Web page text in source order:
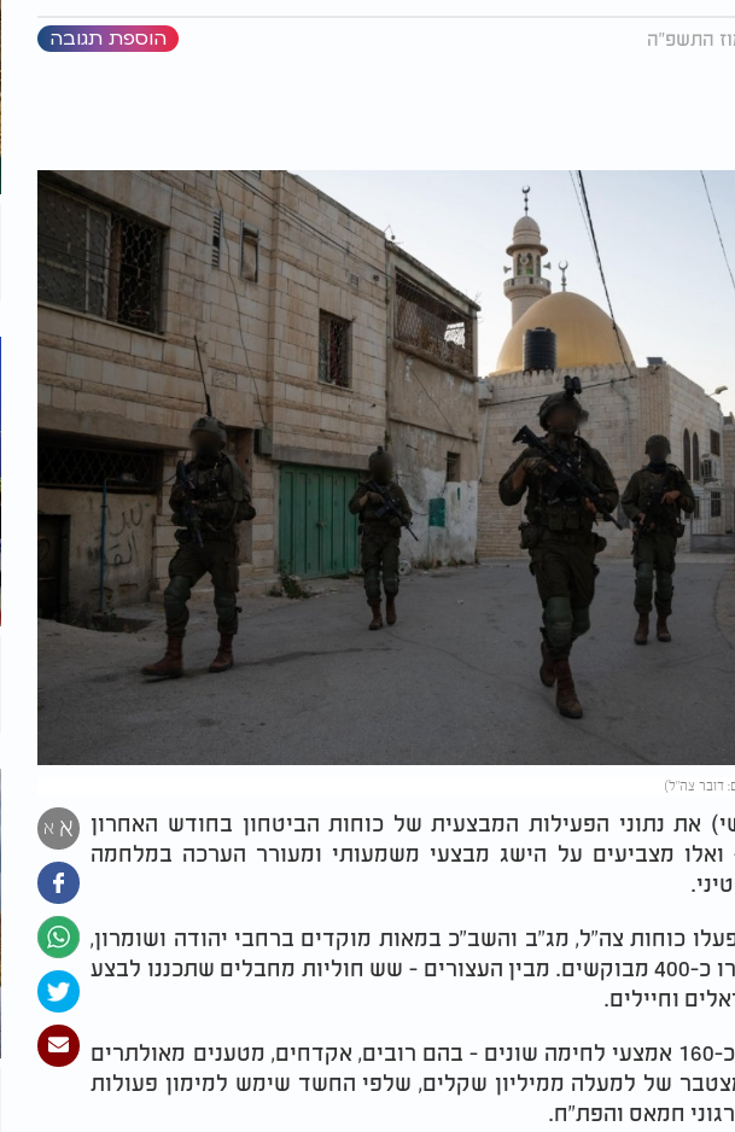
הוספת תגובה
דובר צה"ל)
א א
את נתוני הפעילות המבצעית של כוחות הביטחון בחודש האחרון
ואלו מצביעים על הישג מבצעי משמעותי ומעורר הערכה במלחמה
כוחות צה"ל, מג"ב והשב"כ במאות מוקדים ברחבי יהודה ושומרון,
וכתוצאה מהפעילות נעצרו כ-400 מבוקשים. מבין העצורים - שש חוליות מחבלים שתכננו לבצע
וחיילים.
כוחות הביטחון החרימו כ-160 אמצעי לחימה שונים - בהם רובים, אקדחים, מטענים מאולתרים
של למעלה ממיליון שקלים, שלפי החשד שימש למימון פעולות
חמאס והפת"ח.